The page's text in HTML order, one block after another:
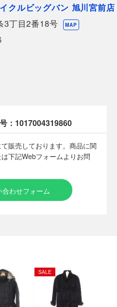
見受けられる中古品
おります。
等、使用感が見受けられます。
忠実に表示出来るよう努めており
味に若干の誤差が生じる場合があ
。
飛脚宅配便100サイズ
テムを導入し、店頭や他ネットシ
クルビッグバン 旭川宮前店
3丁目2番18号 MAP
： 1017004319860
販売しております。商品に関
下記Webフォームよりお問
合わせフォーム
SALE